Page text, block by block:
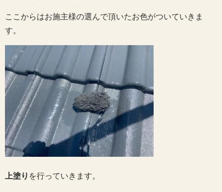
ここからはお施主様の選んで頂いたお色がついていきま
す。
上塗り を行っていきます。